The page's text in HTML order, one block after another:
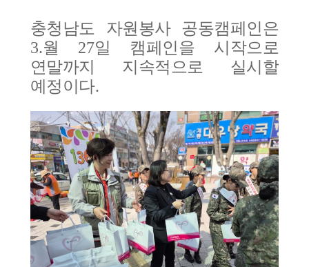
충청남도 자원봉사 공동캠페인은
3.월 27일 캠페인을 시작으로
연말까지 지속적으로 실시할
예정이다.